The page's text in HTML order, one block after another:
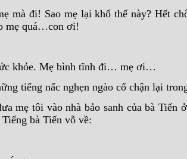
mà đi! Sao mẹ lại khổ thế này? Hết
mẹ quá…con ơi!
khỏe. Mẹ bình tĩnh đi… mẹ ơi…
tiếng nấc nghẹn ngào cố chận lại
mẹ tôi vào nhà bảo sanh của bà Tiến
bà Tiến vỗ về: